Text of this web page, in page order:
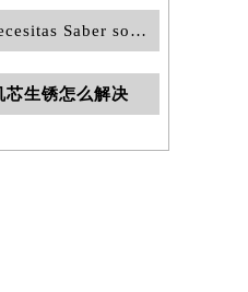
Todo lo que Necesitas Saber sobre Marathonbet Casino y Apuestas
芯生锈怎么解决